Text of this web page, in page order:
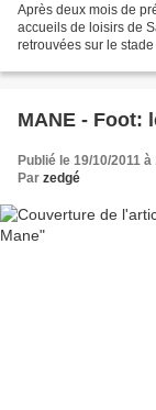
Après deux mois de
accueils de loisirs de
retrouvées sur le
MANE - Foot:
Publié le 19/10/2011 à
Par zedgé